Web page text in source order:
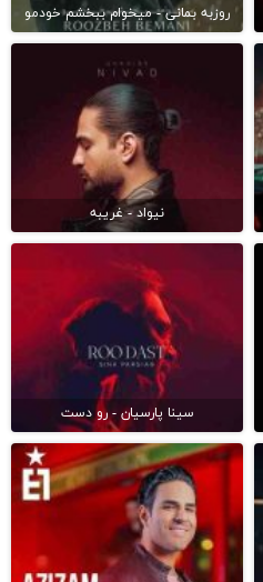
روزبه بمانی - میخوام ببخشم خودمو
نیواد - غریبه
سینا پارسیان - رو دست